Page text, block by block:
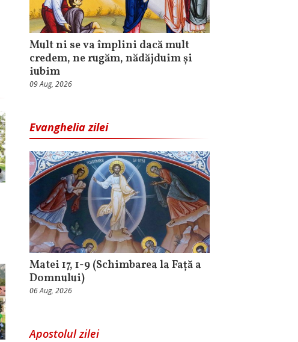
Mult ni se va împlini dacă mult
credem, ne rugăm, nădăjduim și
iubim
09 Aug, 2026
Evanghelia zilei
Matei 17, 1-9 (Schimbarea la Față a
Domnului)
06 Aug, 2026
Apostolul zilei